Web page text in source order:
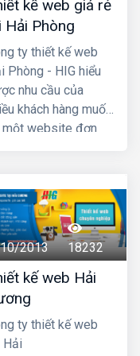
kế web giá rẻ
Hải Phòng
ty thiết kế web
Phòng - HIG hiểu
nhu cầu của
khách hàng muốn
một website đơn
ra chương trình
kế website giá rẻ
hải phòng chỉ với
-> 5 triệu đồng
gói đã bao gồm
miền .com +
+ chứng thực
miền SSL) là quý
đã có một
2013 18232
kế web Hải
ty thiết kế web
Hải